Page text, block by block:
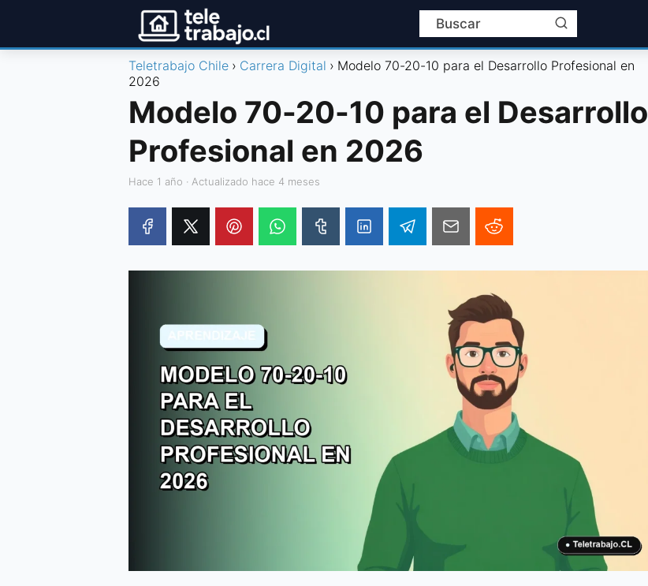
Teletrabajo Chile Carrera Digital
Modelo 70-20-10 para el Desarrollo Profesional en
2026
Modelo 70-20-10 para el Desarrollo
Profesional en 2026
hace 1 año · Actualizado hace 4 meses